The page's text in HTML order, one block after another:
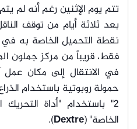
تتم يوم الإثنين رغم أنه لم
بعد ثلاثة أيام من توقف
فقط، قريباً من مركز جملون
في الانتقال إلى مكان
حمولة روبوتية باستخدام
2" باستخدام "أداة التحريك
الخاصة" (Dextre
).